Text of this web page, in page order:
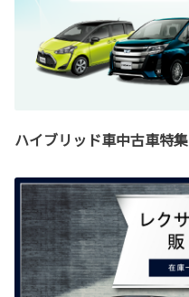
ハイブリッド車中古車特集